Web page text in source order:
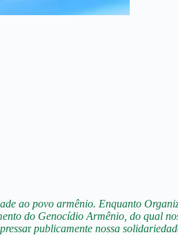
ao povo armênio. Enquanto
do Genocídio Armênio, do qual
rpublicamente nossa